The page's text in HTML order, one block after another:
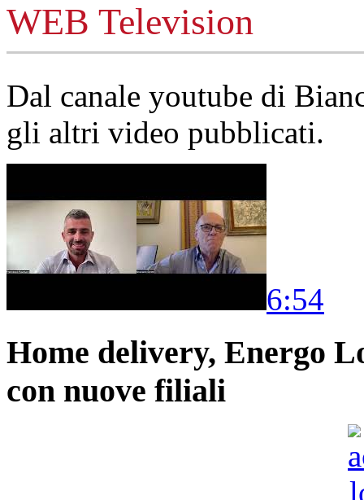
WEB Television
Dal canale youtube di
gli altri video pubblicati.
6:54
Home delivery, Energo
con nuove filiali